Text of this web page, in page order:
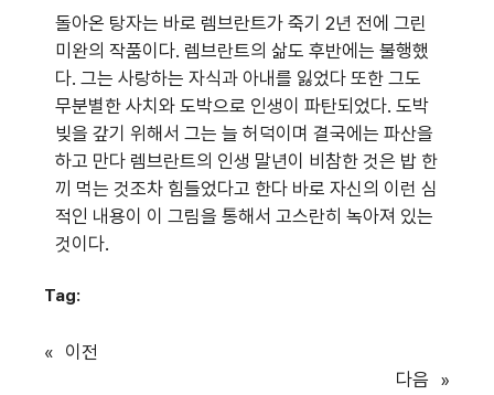
돌아온 탕자는 바로 렘브란트가 죽기 2년 전에 그린
미완의 작품이다. 렘브란트의 삶도 후반에는 불행했
다. 그는 사랑하는 자식과 아내를 잃었다 또한 그도
무분별한 사치와 도박으로 인생이 파탄되었다. 도박
빚을 갚기 위해서 그는 늘 허덕이며 결국에는 파산을
하고 만다 렘브란트의 인생 말년이 비참한 것은 밥 한
끼 먹는 것조차 힘들었다고 한다 바로 자신의 이런 심
적인 내용이 이 그림을 통해서 고스란히 녹아져 있는
것이다.
Tag:
« 이전
다음 »